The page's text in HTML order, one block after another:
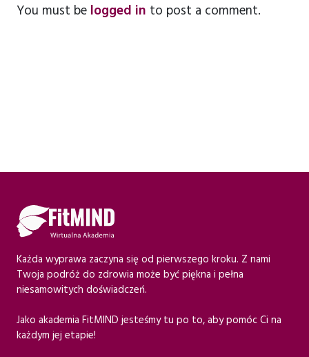
You must be logged in to post a comment.
Każda wyprawa zaczyna się od pierwszego kroku. Z nami
Twoja podróż do zdrowia może być piękna i pełna
niesamowitych doświadczeń.
Jako akademia FitMIND jesteśmy tu po to, aby pomóc Ci na
każdym jej etapie!